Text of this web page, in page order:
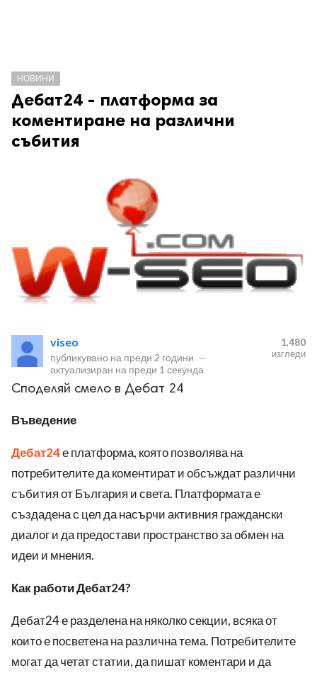
НОВИНИ
Дебат24 - платформа за
коментиране на различни
събития
viseo
публикувано на преди 2 години —
актуализиран на преди 1 секунда
1,480
изгледи
Споделяй смело в Дебат 24
Въведение
Дебат24е платформа, която позволява на
потребителите да коментират и обсъждат различни
събития от България и света. Платформата е
създадена с цел да насърчи активния граждански
диалог и да предостави пространство за обмен на
идеи и мнения.
Как работи Дебат24?
Дебат24 е разделена на няколко секции, всяка от
които е посветена на различна тема. Потребителите
могат да четат статии, да пишат коментари и да